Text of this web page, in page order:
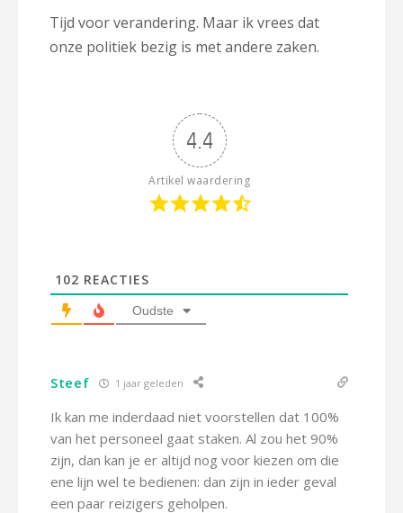
Tijd voor verandering. Maar ik vrees dat
onze politiek bezig is met andere zaken.
4.4
Artikel waardering
102 REACTIES
Oudste
Steef 1 jaar geleden
Ik kan me inderdaad niet voorstellen dat 100%
van het personeel gaat staken. Al zou het 90%
zijn, dan kan je er altijd nog voor kiezen om die
ene lijn wel te bedienen: dan zijn in ieder geval
een paar reizigers geholpen.